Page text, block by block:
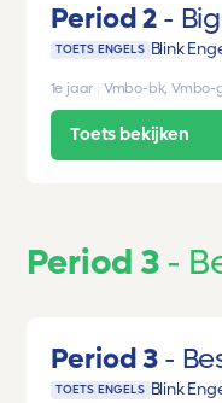
Period 2
TOETS ENGELS Blink
1e jaar Vmbo-bk,
Toets bekijken
Period 3
Period 3
TOETS ENGELS Blink